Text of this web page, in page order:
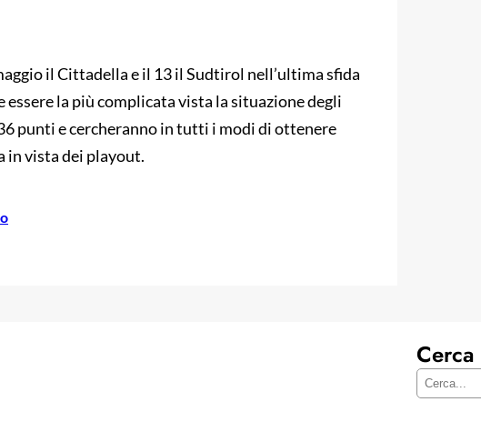
il Cittadella e il 13 il Sudtirol nell’ultima sfida
la più complicata vista la situazione degli
punti e cercheranno in tutti i modi di ottenere
in vista dei playout.
Cerca
C